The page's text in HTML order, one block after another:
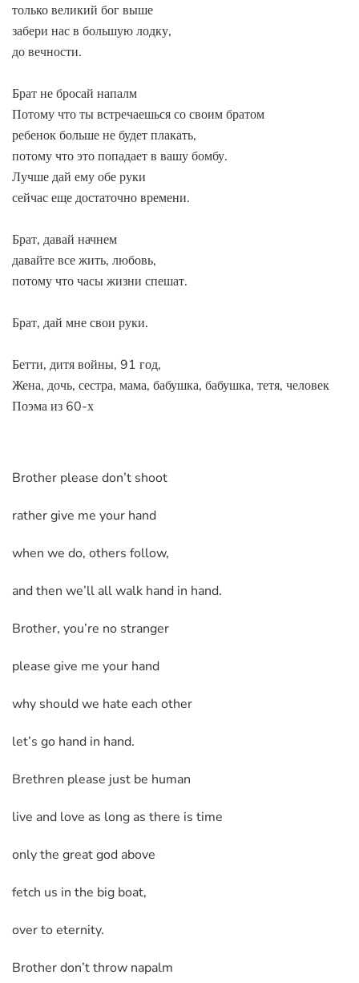
только великий бог выше
забери нас в большую лодку,
до вечности.
Брат не бросай напалм
Потому что ты встречаешься со своим братом
ребенок больше не будет плакать,
потому что это попадает в вашу бомбу.
Лучше дай ему обе руки
сейчас еще достаточно времени.
Брат, давай начнем
давайте все жить, любовь,
потому что часы жизни спешат.
Брат, дай мне свои руки.
Бетти, дитя войны, 91 год,
Жена, дочь, сестра, мама, бабушка, бабушка, тетя, человек
Поэма из 60-х
Brother please don’t shoot
rather give me your hand
when we do, others follow,
and then we’ll all walk hand in hand.
Brother, you’re no stranger
please give me your hand
why should we hate each other
let’s go hand in hand.
Brethren please just be human
live and love as long as there is time
only the great god above
fetch us in the big boat,
over to eternity.
Brother don’t throw napalm